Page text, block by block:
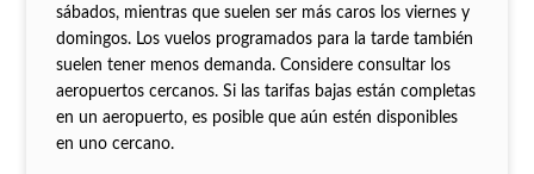
sábados, mientras que suelen ser más caros los viernes y
domingos. Los vuelos programados para la tarde también
suelen tener menos demanda. Considere consultar los
aeropuertos cercanos. Si las tarifas bajas están completas
en un aeropuerto, es posible que aún estén disponibles
en uno cercano.